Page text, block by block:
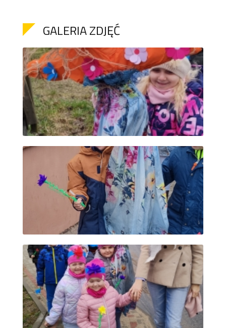
GALERIA ZDJĘĆ